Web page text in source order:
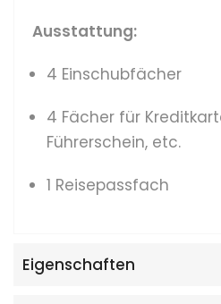
Ausstattung:
4 Einschubfächer
4 Fächer für
Führerschein, etc.
1 Reisepassfach
Eigenschaften